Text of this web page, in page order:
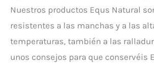
Nuestros productos Equs Natural
resistentes a las manchas y a las
temperaturas, también a las
unos consejos para que conservéis